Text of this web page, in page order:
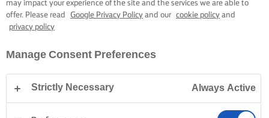
may impact your experience of the site and the services we are able to
offer. Please read
Google Privacy Policy and our cookie policy and
privacy policy
Manage Consent Preferences
Strictly Necessary Always Active